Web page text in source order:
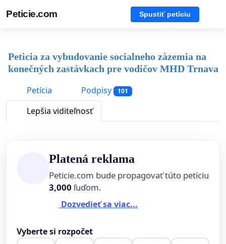
Peticie.com Spustiť petíciu
Petìcia za vybudovanie socialneho zàzemia na
konečných zastávkach pre vodičov MHD Trnava
Petícia
Podpisy 101
Lepšia viditeľnosť
Platená reklama
Peticie.com bude propagovať túto petíciu
3,000 ľuďom.
Dozvedieť sa viac...
Vyberte si rozpočet